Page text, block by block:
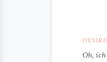
Oh,